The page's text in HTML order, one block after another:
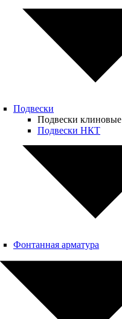
Подвески
Подвески клиновые
Подвески НКТ
Фонтанная арматура